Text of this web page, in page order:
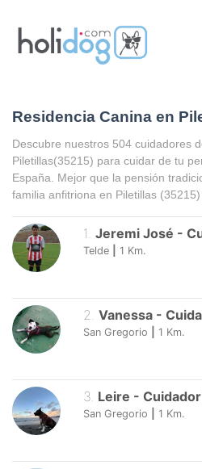
Residencia Canina en
Descubre nuestros 504 cuidadores
Piletillas(35215) para cuidar de tu
España. Mejor que la pensión
familia anfitriona en Piletillas
1 Jeremi José -
Telde 1 Km.
2. Vanessa -
San Gregorio 1 Km.
3. Leire -
San Gregorio 1 Km.